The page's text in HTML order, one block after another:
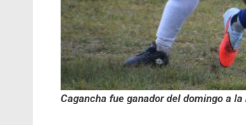
Cagancha fue ganador del domingo a